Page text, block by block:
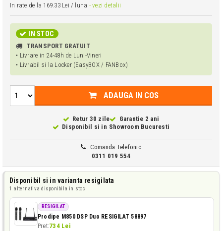
In rate de la 169.33 Lei / luna - vezi detalii
IN STOC
TRANSPORT GRATUIT
• Livrare in 24-48h de Luni-Vineri
• Livrabil si la Locker (EasyBOX / FANBox)
ADAUGA IN COS
Retur 30 zile
Garantie 2 ani
Disponibil si in Showroom Bucuresti
Comanda Telefonic
0311 019 554
Disponibil si in varianta resigilata
1 alternativa disponibila in stoc
RESIGILAT
Prodipe M850 DSP Duo RESIGILAT 58897
Pret:734 Lei